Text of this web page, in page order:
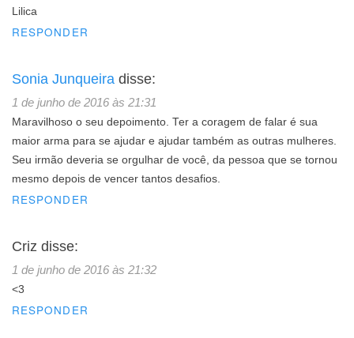
Lilica
RESPONDER
Sonia Junqueira disse:
1 de junho de 2016 às 21:31
Maravilhoso o seu depoimento. Ter a coragem de falar é sua
maior arma para se ajudar e ajudar também as outras mulheres.
Seu irmão deveria se orgulhar de você, da pessoa que se tornou
mesmo depois de vencer tantos desafios.
RESPONDER
Criz disse:
1 de junho de 2016 às 21:32
<3
RESPONDER